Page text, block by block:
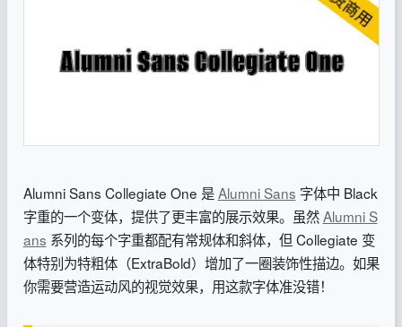
Alumni Sans Collegiate One 是Alumni Sans 字体中 Black
字重的一个变体，提供了更丰富的展示效果。虽然Alumni S
ans 系列的每个字重都配有常规体和斜体，但 Collegiate 变
体特别为特粗体（ExtraBold）增加了一圈装饰性描边。如果
你需要营造运动风的视觉效果，用这款字体准没错！